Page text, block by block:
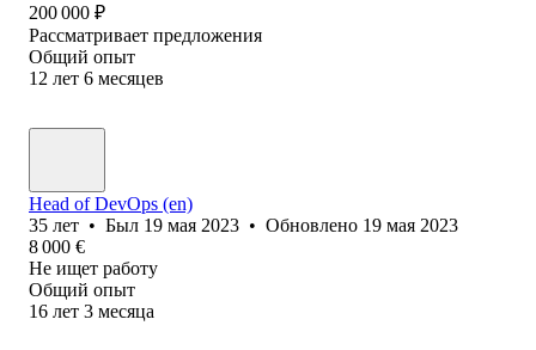
200 000 ₽
Рассматривает предложения
Общий опыт
12 лет 6 месяцев
Head of DevOps (en)
35 лет • Был 19 мая 2023 • Обновлено 19 мая 2023
8 000 €
Не ищет работу
Общий опыт
16 лет 3 месяца